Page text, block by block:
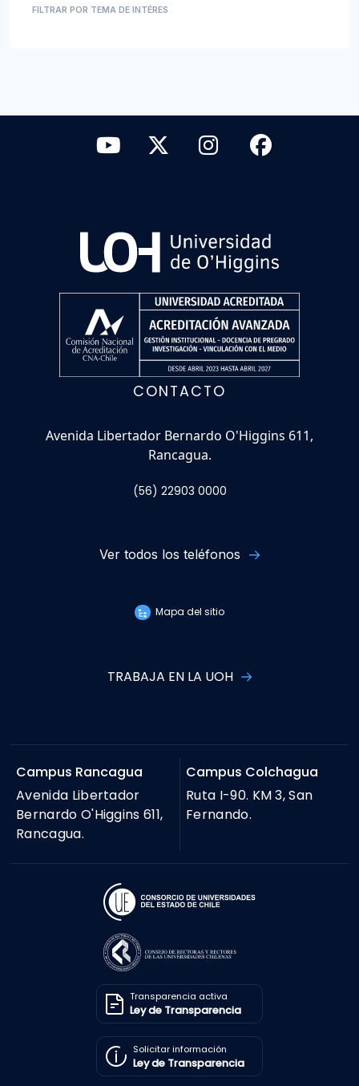
FILTRAR POR TEMA DE INTÉRES
CONTACTO
Avenida Libertador Bernardo O'Higgins 611,
Rancagua.
(56) 22903 0000
Ver todos los teléfonos
Mapa del sitio
TRABAJA EN LA UOH
Campus Rancagua
Avenida Libertador
Bernardo O'Higgins 611,
Rancagua.
Campus Colchagua
Ruta I-90. KM 3, San
Fernando.
Transparencia activa
Ley de Transparencia
Solicitar información
Ley de Transparencia